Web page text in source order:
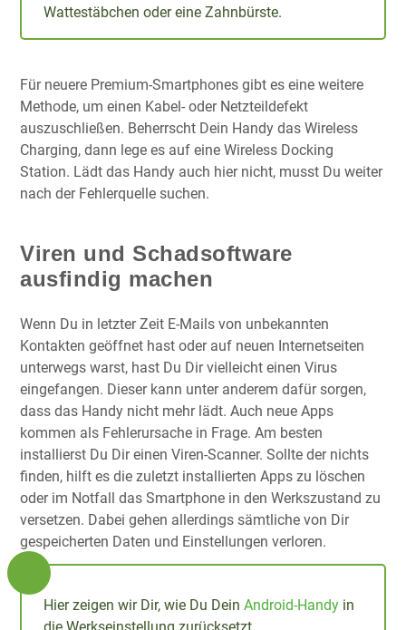
Wattestäbchen oder eine Zahnbürste.
Für neuere Premium-Smartphones gibt es eine weitere
Methode, um einen Kabel- oder Netzteildefekt
auszuschließen. Beherrscht Dein Handy das Wireless
Charging, dann lege es auf eine Wireless Docking
Station. Lädt das Handy auch hier nicht, musst Du weiter
nach der Fehlerquelle suchen.
Viren und Schadsoftware
ausfindig machen
Wenn Du in letzter Zeit E-Mails von unbekannten
Kontakten geöffnet hast oder auf neuen Internetseiten
unterwegs warst, hast Du Dir vielleicht einen Virus
eingefangen. Dieser kann unter anderem dafür sorgen,
dass das Handy nicht mehr lädt. Auch neue Apps
kommen als Fehlerursache in Frage. Am besten
installierst Du Dir einen Viren-Scanner. Sollte der nichts
finden, hilft es die zuletzt installierten Apps zu löschen
oder im Notfall das Smartphone in den Werkszustand zu
versetzen. Dabei gehen allerdings sämtliche von Dir
gespeicherten Daten und Einstellungen verloren.
Hier zeigen wir Dir, wie Du Dein Android-Handy in